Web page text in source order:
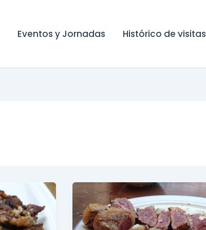
Eventos y Jornadas Histórico de visitas